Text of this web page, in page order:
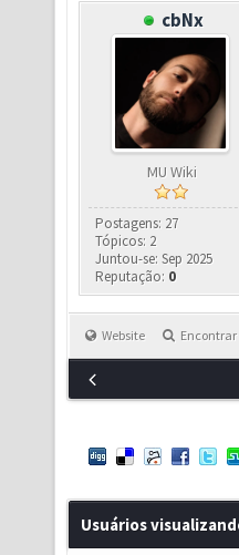
cbNx
MU Wiki
Postagens: 27
Tópicos: 2
Juntou-se: Sep 2025
Reputação: 0
Website Encontrar
Usuários